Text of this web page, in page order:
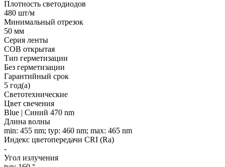
Плотность светодиодов
480 шт/м
Минимальный отрезок
50 мм
Серия ленты
COB открытая
Тип герметизации
Без герметизации
Гарантийный срок
5 год(а)
Светотехнические
Цвет свечения
Blue | Синий 470 nm
Длина волны
min: 455 nm; typ: 460 nm; max: 465 nm
Индекс цветопередачи CRI (Ra)
-
Угол излучения